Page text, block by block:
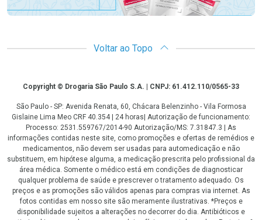
Voltar ao Topo
CopyrightCopyright © Drogaria São Paulo S.A. | CNPJ: 61.412.110/0565-33
São Paulo - SP: Avenida Renata, 60, Chácara Belenzinho - Vila Formosa
Gislaine Lima Meo CRF 40.354 | 24 horas| Autorização de funcionamento:
Processo: 2531.559767/2014-90 Autorização/MS: 7.31847.3 | As
informações contidas neste site, como promoções e ofertas de remédios e
medicamentos, não devem ser usadas para automedicação e não
substituem, em hipótese alguma, a medicação prescrita pelo profissional da
área médica. Somente o médico está em condições de diagnosticar
qualquer problema de saúde e prescrever o tratamento adequado. Os
preços e as promoções são válidos apenas para compras via internet. As
fotos contidas em nosso site são meramente ilustrativas. *Preços e
disponibilidade sujeitos a alterações no decorrer do dia. Antibióticos e